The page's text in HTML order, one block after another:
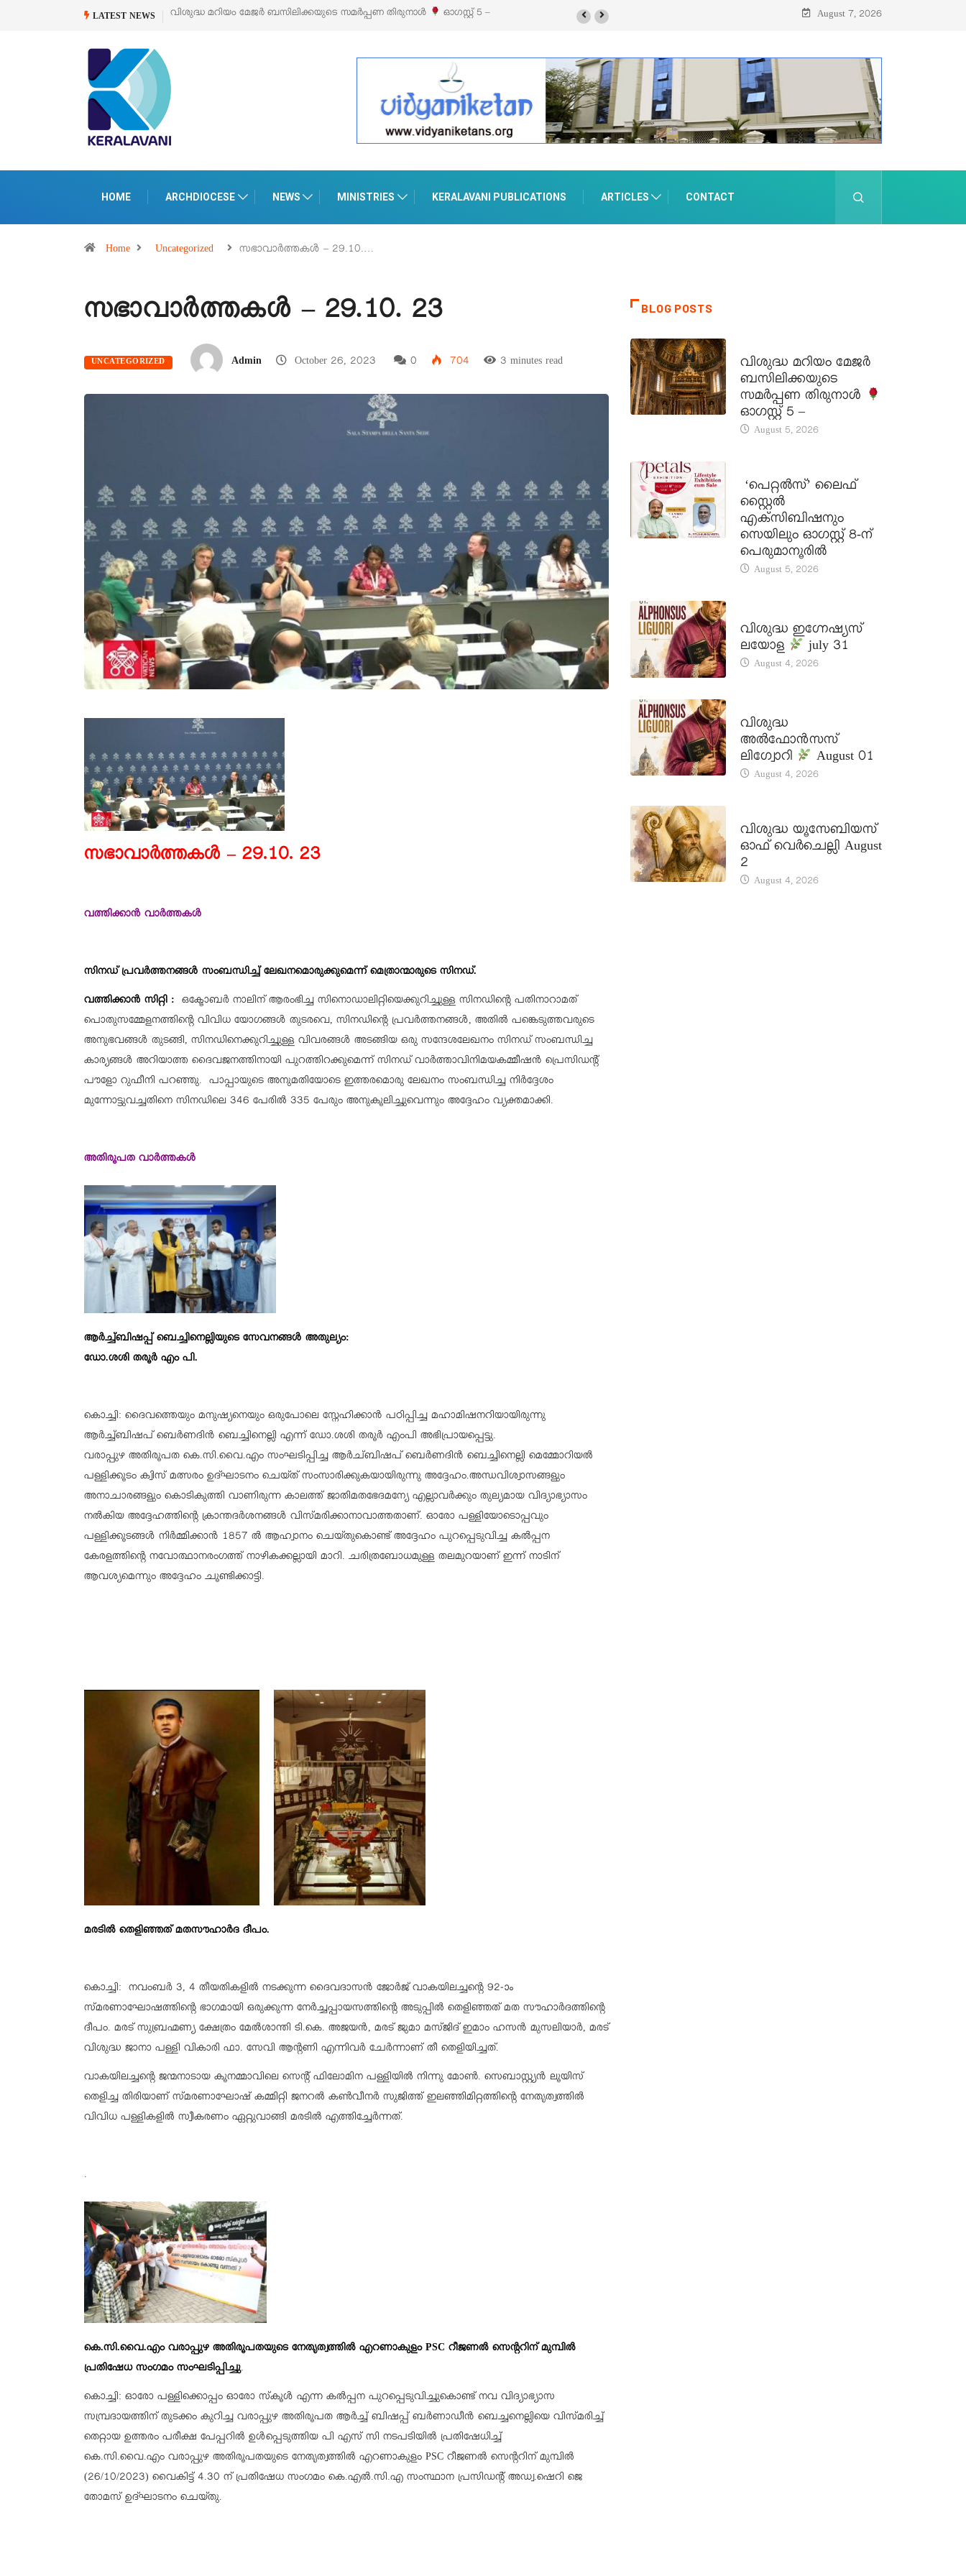
LATEST NEWS ‘പെറ്റൽസ്’ ലൈഫ് സ്റ്റൈൽ എക്സിബിഷനും സെയിലും ഓഗസ്റ്റ് 8-ന് പെരുമാനൂരിൽ August 7, 2026
HOME ARCHDIOCESE NEWS MINISTRIES KERALAVANI PUBLICATIONS ARTICLES CONTACT
Home Uncategorized സഭാവാര്‍ത്തകള്‍ – 29.10.…
സഭാവാര്‍ത്തകള്‍ – 29.10. 23
UNCATEGORIZED Admin October 26, 2023 0 704 3 minutes read
സഭാവാര്‍ത്തകള്‍ – 29.10. 23
വത്തിക്കാൻ വാർത്തകൾ
സിനഡ് പ്രവർത്തനങ്ങൾ സംബന്ധിച്ച് ലേഖനമൊരുക്കുമെന്ന് മെത്രാന്മാരുടെ സിനഡ്.
വത്തിക്കാന്‍ സിറ്റി : ഒക്ടോബർ നാലിന് ആരംഭിച്ച സിനൊഡാലിറ്റിയെക്കുറിച്ചുള്ള സിനഡിന്റെ പതിനാറാമത്
പൊതുസമ്മേളനത്തിന്റെ വിവിധ യോഗങ്ങൾ തുടരവെ, സിനഡിന്റെ പ്രവർത്തനങ്ങൾ, അതിൽ പങ്കെടുത്തവരുടെ
അനുഭവങ്ങൾ തുടങ്ങി, സിനഡിനെക്കുറിച്ചുള്ള വിവരങ്ങൾ അടങ്ങിയ ഒരു സന്ദേശലേഖനം സിനഡ് സംബന്ധിച്ച
കാര്യങ്ങൾ അറിയാത്ത ദൈവജനത്തിനായി പുറത്തിറക്കുമെന്ന് സിനഡ് വാർത്താവിനിമയകമ്മീഷൻ പ്രെസിഡന്റ്
പൗളോ റുഫീനി പറഞ്ഞു. പാപ്പായുടെ അനുമതിയോടെ ഇത്തരമൊരു ലേഖനം സംബന്ധിച്ച നിർദ്ദേശം
മുന്നോട്ടുവച്ചതിനെ സിനഡിലെ 346 പേരിൽ 335 പേരും അനുകൂലിച്ചുവെന്നും അദ്ദേഹം വ്യക്തമാക്കി.
അതിരൂപത വാർത്തകൾ
ആർച്ച്ബിഷപ്പ് ബെച്ചിനെല്ലിയുടെ സേവനങ്ങൾ അതുല്യം:
ഡോ.ശശി തരൂർ എം പി.
കൊച്ചി: ദൈവത്തെയും മനുഷ്യനെയും ഒരുപോലെ സ്നേഹിക്കാൻ പഠിപ്പിച്ച മഹാമിഷനറിയായിരുന്നു
ആർച്ച്ബിഷപ് ബെർണദിൻ ബെച്ചിനെല്ലി എന്ന് ഡോ.ശശി തരൂർ എംപി അഭിപ്രായപ്പെട്ടു.
വരാപ്പുഴ അതിരൂപത കെ.സി.വൈ.എം സംഘടിപ്പിച്ച ആർച്ബിഷപ് ബെർണദിൻ ബെച്ചിനെല്ലി മെമ്മോറിയൽ
പള്ളിക്കൂടം ക്വിസ് മത്സരം ഉദ്ഘാടനം ചെയ്ത് സംസാരിക്കുകയായിരുന്നു അദ്ദേഹം.അന്ധവിശ്വാസങ്ങളും
അനാചാരങ്ങളും കൊടികുത്തി വാണിരുന്ന കാലത്ത് ജാതിമതഭേദമന്യേ എല്ലാവർക്കും തുല്യമായ വിദ്യാഭ്യാസം
നൽകിയ അദ്ദേഹത്തിന്റെ ക്രാന്തദർശനങ്ങൾ വിസ്മരിക്കാനാവാത്തതാണ്. ഓരോ പള്ളിയോടൊപ്പവും
പള്ളിക്കൂടങ്ങൾ നിർമ്മിക്കാൻ 1857 ൽ ആഹ്വാനം ചെയ്തുകൊണ്ട് അദ്ദേഹം പുറപ്പെടുവിച്ച കൽപ്പന
കേരളത്തിന്റെ നവോത്ഥാനരംഗത്ത് നാഴികക്കല്ലായി മാറി. ചരിത്രബോധമുള്ള തലമുറയാണ് ഇന്ന് നാടിന്
ആവശ്യമെന്നും അദ്ദേഹം ചൂണ്ടിക്കാട്ടി.
മരടിൽ തെളിഞ്ഞത് മതസൗഹാർദ ദീപം.
കൊച്ചി: നവംബർ 3, 4 തീയതികളിൽ നടക്കുന്ന ദൈവദാസൻ ജോർജ് വാകയിലച്ചന്റെ 92-ാം
സ്മരണാഘോഷത്തിന്റെ ഭാഗമായി ഒരുക്കുന്ന നേർച്ചപ്പായസത്തിന്റെ അടുപ്പിൽ തെളിഞ്ഞത് മത സൗഹാർദത്തിന്റെ
ദീപം. മരട് സുബ്രഹ്മണ്യ ക്ഷേത്രം മേൽശാന്തി ടി.കെ. അജയൻ, മരട് ജുമാ മസ്ജിദ് ഇമാം ഹസൻ മുസലിയാർ, മരട്
വിശുദ്ധ ജാനാ പള്ളി വികാരി ഫാ. സേവി ആന്റണി എന്നിവർ ചേർന്നാണ് തീ തെളിയിച്ചത്.
വാകയിലച്ചന്റെ ജന്മനാടായ കൂനമ്മാവിലെ സെന്റ് ഫിലോമിന പള്ളിയിൽ നിന്നു മോൺ. സെബാസ്റ്റ്യൻ ലൂയിസ്
തെളിച്ച തിരിയാണ് സ്മരണാഘോഷ് കമ്മിറ്റി ജനറൽ കൺവീനർ സുജിത്ത് ഇലഞ്ഞിമിറ്റത്തിന്റെ നേതൃത്വത്തിൽ
വിവിധ പള്ളികളിൽ സ്വീകരണം ഏറ്റുവാങ്ങി മരടിൽ എത്തിച്ചേർന്നത്.
.
കെ.സി.വൈ.എം വരാപ്പുഴ അതിരൂപതയുടെ നേതൃത്വത്തില്‍ എറണാകുളം PSC റീജണല്‍ സെന്ററിന് മുമ്പില്‍
പ്രതിഷേധ സംഗമം സംഘടിപ്പിച്ചു.
കൊച്ചി: ഓരോ പള്ളിക്കൊപ്പം ഓരോ സ്‌കൂള്‍ എന്ന കല്‍പ്പന പുറപ്പെടുവിച്ചുകൊണ്ട് നവ വിദ്യാഭ്യാസ
സമ്പ്രദായത്തിന് തുടക്കം കുറിച്ച വരാപ്പുഴ അതിരൂപത ആര്‍ച്ച് ബിഷപ്പ് ബര്‍ണാഡീന്‍ ബെച്ചനെല്ലിയെ വിസ്മരിച്ച്
തെറ്റായ ഉത്തരം പരീക്ഷ പേപ്പറില്‍ ഉള്‍പ്പെടുത്തിയ പി എസ് സി നടപടിയില്‍ പ്രതിഷേധിച്ച്
കെ.സി.വൈ.എം വരാപ്പുഴ അതിരൂപതയുടെ നേതൃത്വത്തില്‍ എറണാകുളം PSC റീജണല്‍ സെന്ററിന് മുമ്പില്‍
(26/10/2023) വൈകിട്ട് 4.30 ന് പ്രതിഷേധ സംഗമം കെ.എല്‍.സി.എ സംസ്ഥാന പ്രസിഡന്റ് അഡ്വ.ഷെറി ജെ
തോമസ് ഉദ്ഘാടനം ചെയ്തു.
BLOG POSTS
വിശുദ്ധ മറിയം മേജർ
ബസിലിക്കയുടെ
സമർപ്പണ തിരുനാൾ
ഓഗസ്റ്റ് 5 –
August 5, 2026
‘പെറ്റൽസ്’ ലൈഫ്
സ്റ്റൈൽ
എക്സിബിഷനും
സെയിലും ഓഗസ്റ്റ് 8-ന്
പെരുമാനൂരിൽ
August 5, 2026
വിശുദ്ധ ഇഗ്നേഷ്യസ്
ലയോള
july 31
August 4, 2026
വിശുദ്ധ
അൽഫോൻസസ്
ലിഗ്വോറി
August 01
August 4, 2026
വിശുദ്ധ യൂസേബിയസ്
ഓഫ് വെർചെല്ലി August
2
August 4, 2026